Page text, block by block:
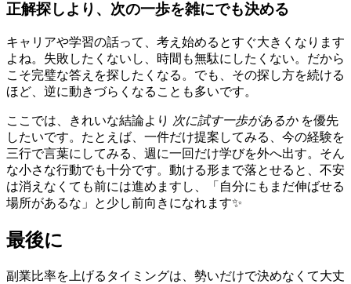
正解探しより、次の一歩を雑にでも決める
キャリアや学習の話って、考え始めるとすぐ大きくなります
よね。失敗したくないし、時間も無駄にしたくない。だから
こそ完璧な答えを探したくなる。でも、その探し方を続ける
ほど、逆に動きづらくなることも多いです。
ここでは、きれいな結論より 次に試す一歩があるかを優先
したいです。たとえば、一件だけ提案してみる、今の経験を
三行で言葉にしてみる、週に一回だけ学びを外へ出す。そん
な小さな行動でも十分です。動ける形まで落とせると、不安
は消えなくても前には進めますし、「自分にもまだ伸ばせる
場所があるな」と少し前向きになれます✨
最後に
副業比率を上げるタイミングは、勢いだけで決めなくて大丈